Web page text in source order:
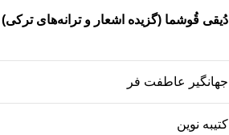
دُیقی قُوشما (گزیده اشعار و ترانه‌های ترکی)
جهانگیر عاطفت فر
کتیبه نوین